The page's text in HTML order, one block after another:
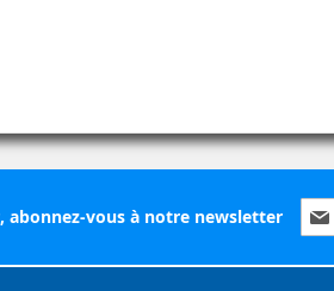
abonnez-vous à notre newsletter
à